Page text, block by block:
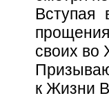
Вступая
своих во
к Жизни